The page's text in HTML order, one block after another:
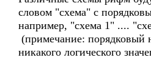
словом "схема" с
например, "схема 1" ....
(примечание: порядковый
никакого логического